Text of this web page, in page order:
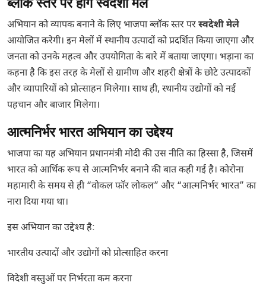
अभियान को व्यापक बनाने के लिए भाजपा ब्लॉक स्तर परस्वदेशी मेले
आयोजित करेगी। इन मेलों में स्थानीय उत्पादों को प्रदर्शित किया जाएगा और
जनता को उनके महत्व और उपयोगिता के बारे में बताया जाएगा। भड़ाना का
कहना है कि इस तरह के मेलों से ग्रामीण और शहरी क्षेत्रों के छोटे उत्पादकों
और व्यापारियों को प्रोत्साहन मिलेगा। साथ ही, स्थानीय उद्योगों को नई
पहचान और बाजार मिलेगा।
आत्मनिर्भर भारत अभियान का उद्देश्य
भाजपा का यह अभियान प्रधानमंत्री मोदी की उस नीति का हिस्सा है, जिसमें
भारत को आर्थिक रूप से आत्मनिर्भर बनाने की बात कही गई है। कोरोना
महामारी के समय से ही “वोकल फॉर लोकल” और “आत्मनिर्भर भारत” का
नारा दिया गया था।
इस अभियान का उद्देश्य है:
भारतीय उत्पादों और उद्योगों को प्रोत्साहित करना
विदेशी वस्तुओं पर निर्भरता कम करना